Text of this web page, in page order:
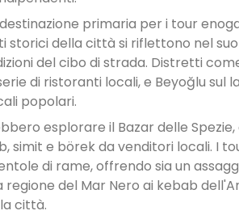
primaria per i tour
storici della città si riflettono nel
del cibo di strada. Distretti
di ristoranti locali, e Beyoğlu sul
popolari.
esplorare il Bazar delle
simit e börek da venditori locali. I
di rame, offrendo sia un
del Mar Nero ai kebab
città.